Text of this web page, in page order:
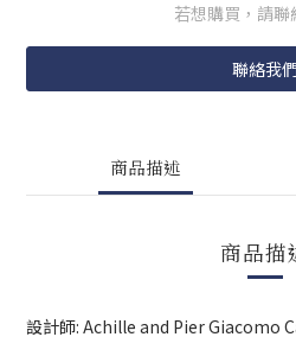
若想購買，請聯
聯絡我
商品描述
商品描
設計師: Achille and Pier Giacomo